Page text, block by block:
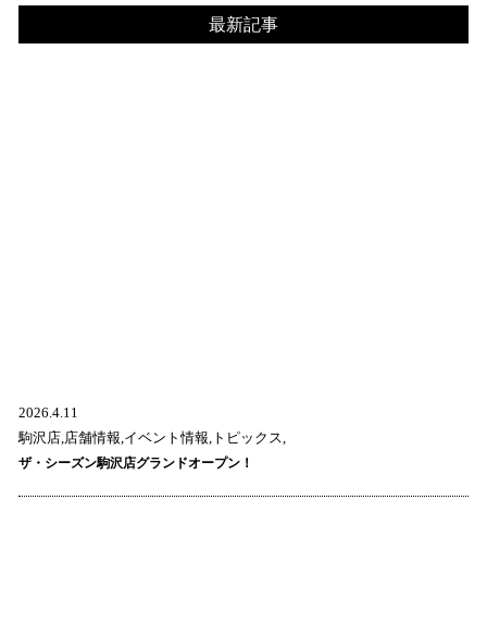
最新記事
2026.4.11
駒沢店,店舗情報,イベント情報,トピックス,
ザ・シーズン駒沢店グランドオープン！